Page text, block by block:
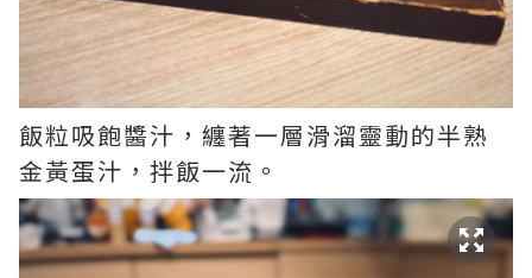
飯粒吸飽醬汁，纏著一層滑溜靈動的半熟
金黃蛋汁，拌飯一流。